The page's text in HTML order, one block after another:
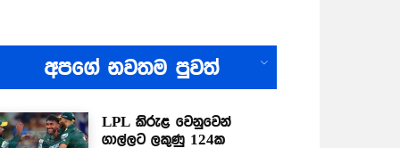
අපගේ නවතම පුවත්
LPL කිරුළ වෙනුවෙන්
ගාල්ලට ලකුණු 124ක